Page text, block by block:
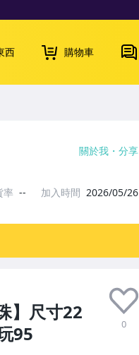
西 購物車
】尺寸22
95
0
關於我 分享
率 -- 加入時間 2026/05/26